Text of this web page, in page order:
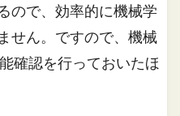
ので、効率的に機械学
せん。ですので、機械
確認を行っておいたほ